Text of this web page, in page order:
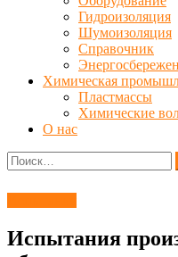
Гидроизоляция
Шумоизоляция
Справочник
Химическая
Пластмассы
Химические
О нас
Найти:
Испытания